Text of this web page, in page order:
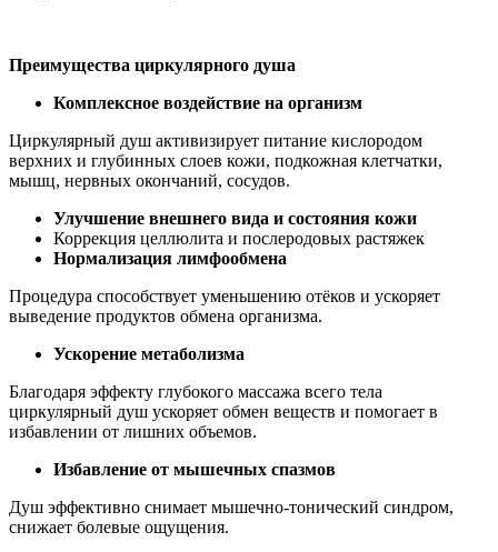
Преимущества циркулярного душа
Комплексное воздействие на организм
Циркулярный душ активизирует питание кислородом
верхних и глубинных слоев кожи, подкожная клетчатки,
мышц, нервных окончаний, сосудов.
Улучшение внешнего вида и состояния кожи
Коррекция целлюлита и послеродовых растяжек
Нормализация лимфообмена
Процедура способствует уменьшению отёков и ускоряет
выведение продуктов обмена организма.
Ускорение метаболизма
Благодаря эффекту глубокого массажа всего тела
циркулярный душ ускоряет обмен веществ и помогает в
избавлении от лишних объемов.
Избавление от мышечных спазмов
Душ эффективно снимает мышечно-тонический синдром,
снижает болевые ощущения.